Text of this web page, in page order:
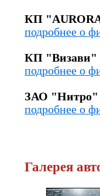
КП
подробнее о
КП "Визави"
подробнее о
ЗАО "Нитро"
подробнее о
Галерея